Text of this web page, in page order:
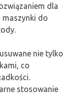
dla
maszynki do
nie tylko
co
stosowanie